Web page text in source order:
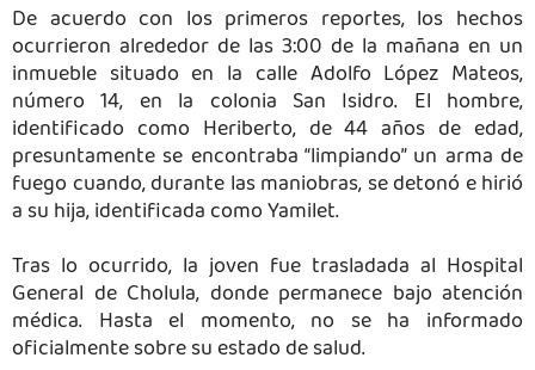
De acuerdo con los primeros reportes, los hechos
ocurrieron alrededor de las 3:00 de la mañana en un
inmueble situado en la calle Adolfo López Mateos,
número 14, en la colonia San Isidro. El hombre,
identificado como Heriberto, de 44 años de edad,
presuntamente se encontraba “limpiando” un arma de
fuego cuando, durante las maniobras, se detonó e hirió
a su hija, identificada como Yamilet.
Tras lo ocurrido, la joven fue trasladada al Hospital
General de Cholula, donde permanece bajo atención
médica. Hasta el momento, no se ha informado
oficialmente sobre su estado de salud.